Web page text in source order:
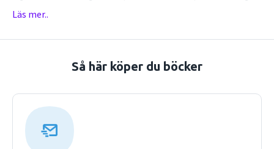
grunden till ett vetenskapligt förhållningssätt. Denna
reviderade upplaga innehåller ett helt nytt kapitel om
för introduktionskurser i psykologi på universitetsnivå. Den
är inte en metodlärobok i traditionell mening med
man tänker metod” i psykologiska undersökningar. Därför
innehåller boken ett stort antal arbetsfrågor som
stimulerar till eftertanke och kritiskt tänkande.
Läs mer..
Så här köper du böcker